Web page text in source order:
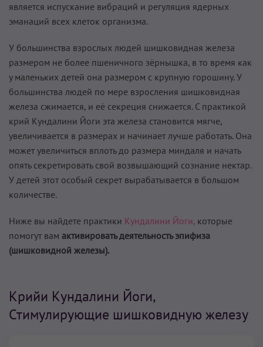
является испускание вибраций и регуляция ядерных
эманаций всех клеток организма.
У большинства взрослых людей шишковидная железа
размером не более пшеничного зёрнышка, в то время как
у маленьких детей она размером с крупную горошину. У
большинства людей по мере взросления шишковидная
железа сжимается, и её секреция снижается. С практикой
крий Кундалини Йоги эта железа становится мягче,
увеличивается в размерах и начинает лучше работать. Она
может увеличиться вплоть до размера миндаля и начать
опять секретировать свой возвышающий сознание нектар.
У детей этот особый секрет вырабатывается в большом
количестве.
Ниже вы найдете практики Кундалини Йоги, которые
помогут вам активировать деятельность эпифиза
(шишковидной железы).
Крийи Кундалини Йоги,
Стимулирующие шишковидную железу